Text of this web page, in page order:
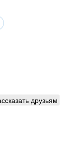
друзьям